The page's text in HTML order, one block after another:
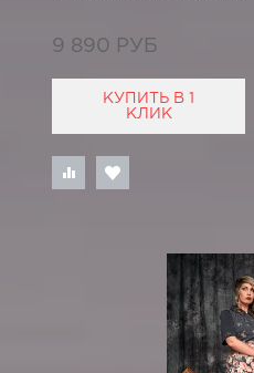
9 890 РУБ
КУПИТЬ В 1
КЛИК